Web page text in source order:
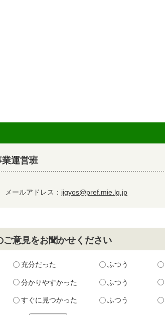
運営班
メールアドレス： jigyos@pref.mie.lg.jp
意見をお聞かせください
充分だった ふつう
分かりやすかった ふつう
すぐに見つかった ふつう